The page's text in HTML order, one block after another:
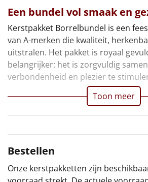
Alle artikelen
Overige
Ideeën
Personeel
Particulier
Kerstgeschenken 2026
Een bundel vol smaak en
Kerstpakket Borrelbundel is een
van A-merken die kwaliteit,
uitstralen. Het pakket is royaal
belangrijker: het is zorgvuldig
verbondenheid en plezier te
Toon meer
Bestellen
Onze kerstpakketten zijn